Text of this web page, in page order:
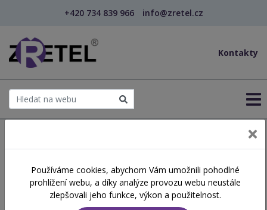
+420 734 839 966 info@zretel.cz
Kontakty
Kurz pro logopedické
Používáme cookies, abychom Vám umožnili pohodlné
prohlížení webu, a díky analýze provozu webu neustále
zlepšovali jeho funkce, výkon a použitelnost.